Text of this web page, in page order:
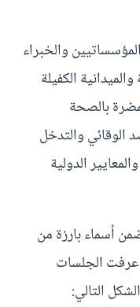
والخبراء
الكفيلة
بالصحة
الوقائي والتدخل
الدولية
أسماء بارزة من
عرفت الجلسات
التالي: